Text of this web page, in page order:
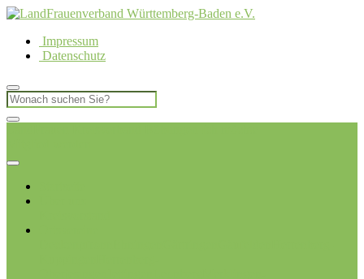
Impressum
Datenschutz